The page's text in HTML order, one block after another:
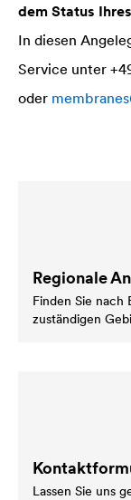
dem Status
In diesen
Service unter
oder
Regionale
Finden Sie nach
zuständigen
Lassen Sie uns